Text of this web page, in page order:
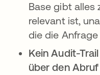
Base gibt alles
relevant ist,
die die
Kein Audit-
über den